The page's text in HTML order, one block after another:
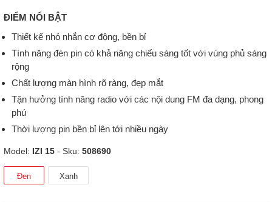
ĐIỂM NỔI BẬT
Thiết kế nhỏ nhắn cơ động, bền bỉ
Tính năng đèn pin có khả năng chiếu sáng tốt với vùng phủ sáng
rộng
Chất lượng màn hình rõ ràng, đẹp mắt
Tận hưởng tính năng radio với các nội dung FM đa dạng, phong
phú
Thời lượng pin bền bỉ lên tới nhiều ngày
Model: IZI 15 - Sku: 508690
Đen Xanh